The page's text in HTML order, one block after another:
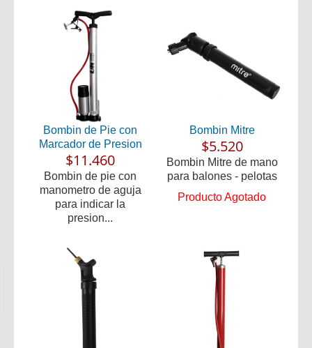
Bombin de Pie con
Marcador de Presion
$11.460
Bombin de pie con
manometro de aguja
para indicar la
presion...
Bombin Mitre
$5.520
Bombin Mitre de mano
para balones - pelotas
Producto Agotado